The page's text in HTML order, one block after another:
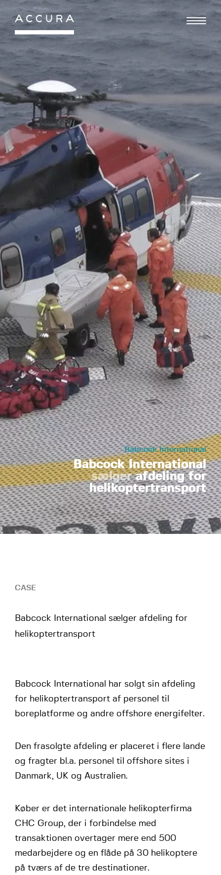
Gå
indhold
Babcock International
Babcock International
sælgerafdeling for
helikoptertransport
Scroll
CASE
Babcock International sælger afdeling for
helikoptertransport
Babcock International har solgt sin afdeling
for helikoptertransport af personel til
boreplatforme og andre offshore energifelter.
Den frasolgte afdeling er placeret i flere lande
og fragter bl.a. personel til offshore sites i
Danmark, UK og Australien.
Køber er det internationale helikopterfirma
CHC Group, der i forbindelse med
transaktionen overtager mere end 500
medarbejdere og en flåde på 30 helikoptere
på tværs af de tre destinationer.